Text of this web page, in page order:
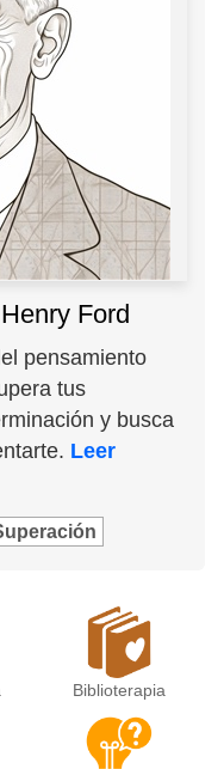
Ford
pensamiento
tus
y busca
Leer
Biblioterapia